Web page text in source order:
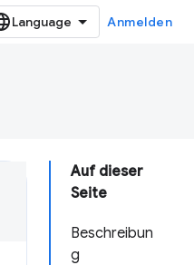
Anmelden
Auf dieser
Seite
Beschreibun
g